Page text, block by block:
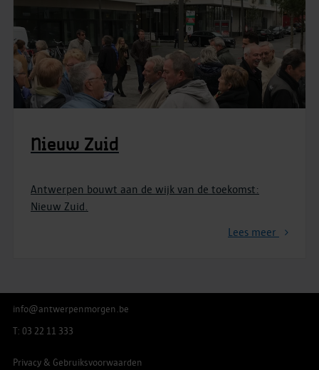
Nieuw Zuid
Antwerpen bouwt aan de wijk van de toekomst:
Nieuw Zuid.
Lees meer
info@antwerpenmorgen.be
T: 03 22 11 333
Privacy & Gebruiksvoorwaarden